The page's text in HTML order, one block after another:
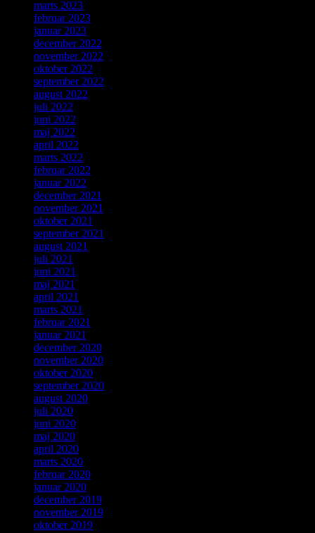
marts 2023
februar 2023
januar 2023
december 2022
november 2022
oktober 2022
september 2022
august 2022
juli 2022
juni 2022
maj 2022
april 2022
marts 2022
februar 2022
januar 2022
december 2021
november 2021
oktober 2021
september 2021
august 2021
juli 2021
juni 2021
maj 2021
april 2021
marts 2021
februar 2021
januar 2021
december 2020
november 2020
oktober 2020
september 2020
august 2020
juli 2020
juni 2020
maj 2020
april 2020
marts 2020
februar 2020
januar 2020
december 2019
november 2019
oktober 2019